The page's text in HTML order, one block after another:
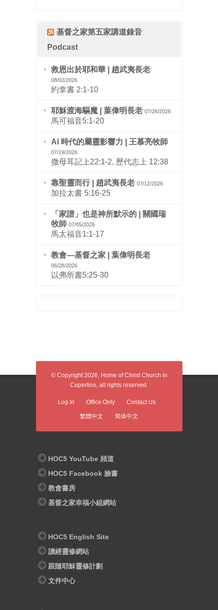
基督之家第五家講道錄音
Podcast
救恩出於耶和華 | 趙武夷長老
08/02/2026
約拿書 2:1-10
耶穌渡海驅魔 | 葉偉明長老 07/26/2026
馬可福音5:1-20
AI 時代的屬靈影響力 | 王慕亮牧師
07/19/2026
撒母耳記上22:1-2, 歷代志上 12:38
靠聖靈而行 | 趙武夷長老 07/12/2026
加拉太書 5:16-25
「家譜」也是神所默示的 | 關國瑞
牧師 07/05/2026
馬太福音1:1-17
教會—基督之家 | 葉偉明長老
06/28/2026
以弗所書5:25-30
© Copyright 2026, Home of Christ Church in
Cupertino, all rights reserved.
Log In Office Only Contact Us
繁體中文 简体中文
HOC5 YouTube 頻道
HOC5 Facebook 臉書
教會書房
基督之家幸福小組網站
HOC5 English Site
讀經靈修網站
跟隨耶穌靈修計劃
文件中心